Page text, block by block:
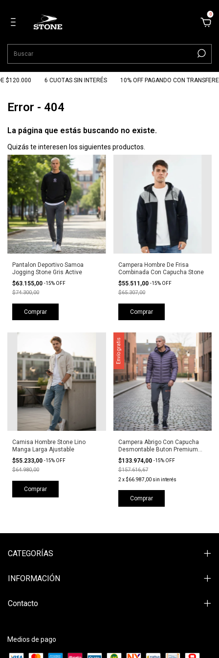
0
$120.000 6 CUOTAS SIN INTERÉS 10% OFF PAGANDO CON
Error - 404
La página que estás buscando no existe.
Quizás te interesen los siguientes productos.
Pantalon Deportivo Samoa
Jogging Stone Gris Active
$63.155,00 -15% OFF
$74.300,00
Comprar
Campera Hombre De Frisa
Combinada Con Capucha Stone
$55.511,00 -15% OFF
$65.307,00
Comprar
Camisa Hombre Stone Lino
Manga Larga Ajustable
$55.233,00 -15% OFF
$64.980,00
Comprar
Envío gratis
Campera Abrigo Con Capucha
Desmontable Buton Premium
Stone
$133.974,00 -15% OFF
$157.616,67
2 x$66.987,00 sin interés
Comprar
CATEGORÍAS
INFORMACIÓN
Contacto
Medios de pago